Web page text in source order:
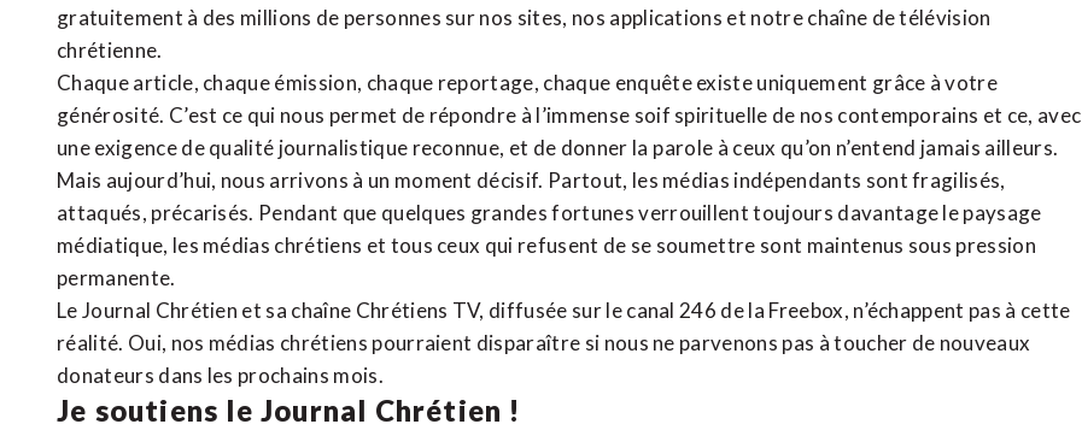
gratuitement à des millions de personnes sur nos sites, nos applications et notrechaîne de télévision
chrétienne.
Chaque article, chaque émission, chaque reportage, chaque enquête existe uniquement grâce à votre
générosité. C’est ce qui nous permet de répondre à l’immense soif spirituelle de nos contemporains et ce, avec
une exigence de qualité journalistique reconnue, et de donner la parole à ceux qu’on n’entend jamais ailleurs.
Mais aujourd’hui, nous arrivons à un moment décisif. Partout, les médias indépendants sont fragilisés,
attaqués, précarisés. Pendant que quelques grandes fortunes verrouillent toujours davantage le paysage
médiatique, les médias chrétiens et tous ceux qui refusent de se soumettre sont maintenus sous pression
permanente.
Le Journal Chrétien et sa chaîne Chrétiens TV, diffusée sur le canal 246 de la Freebox, n’échappent pas à cette
réalité. Oui, nos médias chrétiens pourraient disparaître si nous ne parvenons pas à toucher de nouveaux
donateurs dans les prochains mois.
Je soutiens le Journal Chrétien !